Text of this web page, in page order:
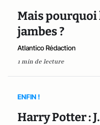
Mais pourquoi
jambes ?
Atlantico Rédaction
1 min de lecture
ENFIN !
Harry Potter :